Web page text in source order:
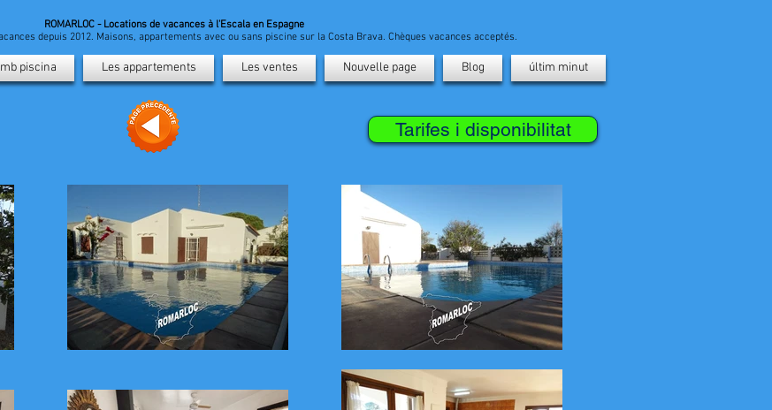
ROMARLOC - Locations de vacances à l'Escala en Espagne
depuis 2012. Maisons, appartements avec ou sans piscine sur la Costa Brava. Chèques vacances acceptés.
piscina Les appartements Les ventes Nouvelle page Blog últim minut
Tarifes i disponibilitat